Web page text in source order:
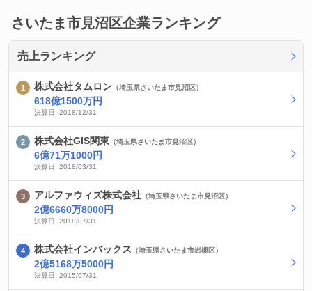
さいたま市見沼区企業ランキング
売上ランキング
株式会社タムロン （埼玉県さいたま市見沼区）
618億1500万円
決算日: 2018/12/31
株式会社GIS関東 （埼玉県さいたま市見沼区）
6億71万1000円
決算日: 2018/03/31
アルファウィズ株式会社 （埼玉県さいたま市見沼区）
2億6660万8000円
決算日: 2018/07/31
株式会社インバックス （埼玉県さいたま市岩槻区）
2億5168万5000円
決算日: 2015/07/31